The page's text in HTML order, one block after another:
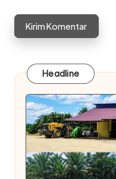
Headline